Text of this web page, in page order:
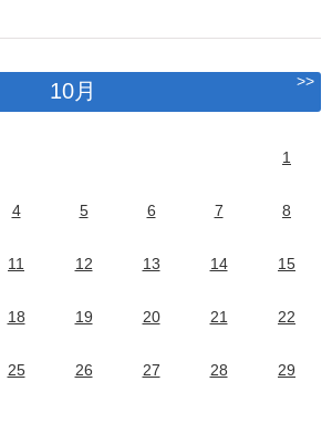
10月 >>
1
4 5 6 7 8
11 12 13 14 15
18 19 20 21 22
25 26 27 28 29